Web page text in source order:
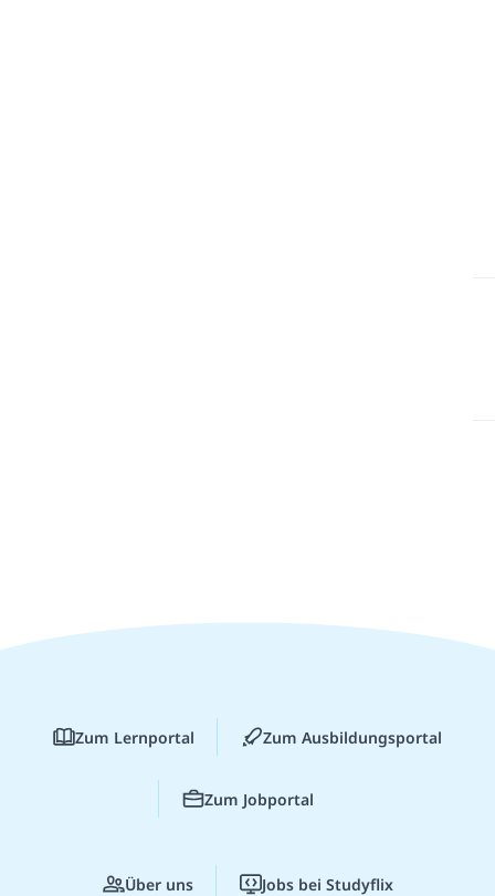
Zum Lernportal Zum Ausbildungsportal
Zum Jobportal
Über uns Jobs bei Studyflix